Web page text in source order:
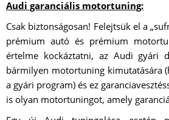
Audi garanciális motortuning:
Csak biztonságosan! Felejtsük el a
prémium autó és prémium
értelme kockáztatni, az Audi gyári
bármilyen motortuning kimutatására
a gyári program) és ez
is olyan motortuningot, amely